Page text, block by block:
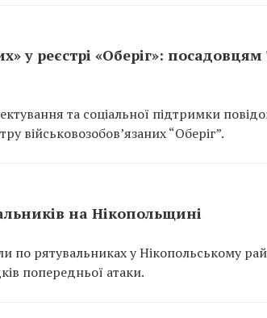
у реєстрі «Оберіг»:
та соціальної підтримки
військовозобов’язаних “Оберіг”.
на Нікопольщині
по рятувальниках у Нікопольському
попередньої атаки.